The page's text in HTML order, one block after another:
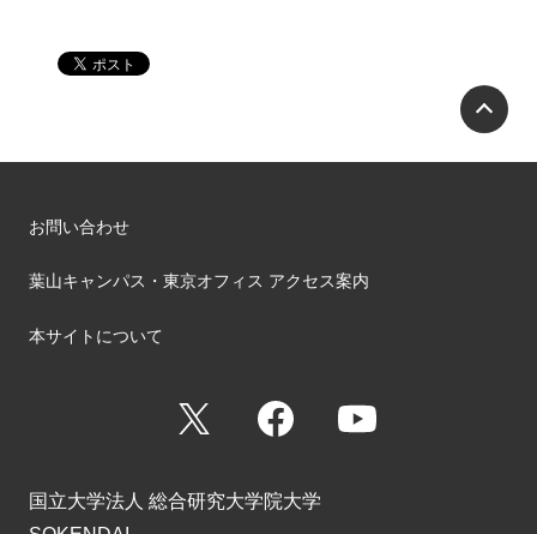
お問い合わせ
葉山キャンパス・東京オフィス アクセス案内
本サイトについて
Facebook
国立大学法人 総合研究大学院大学